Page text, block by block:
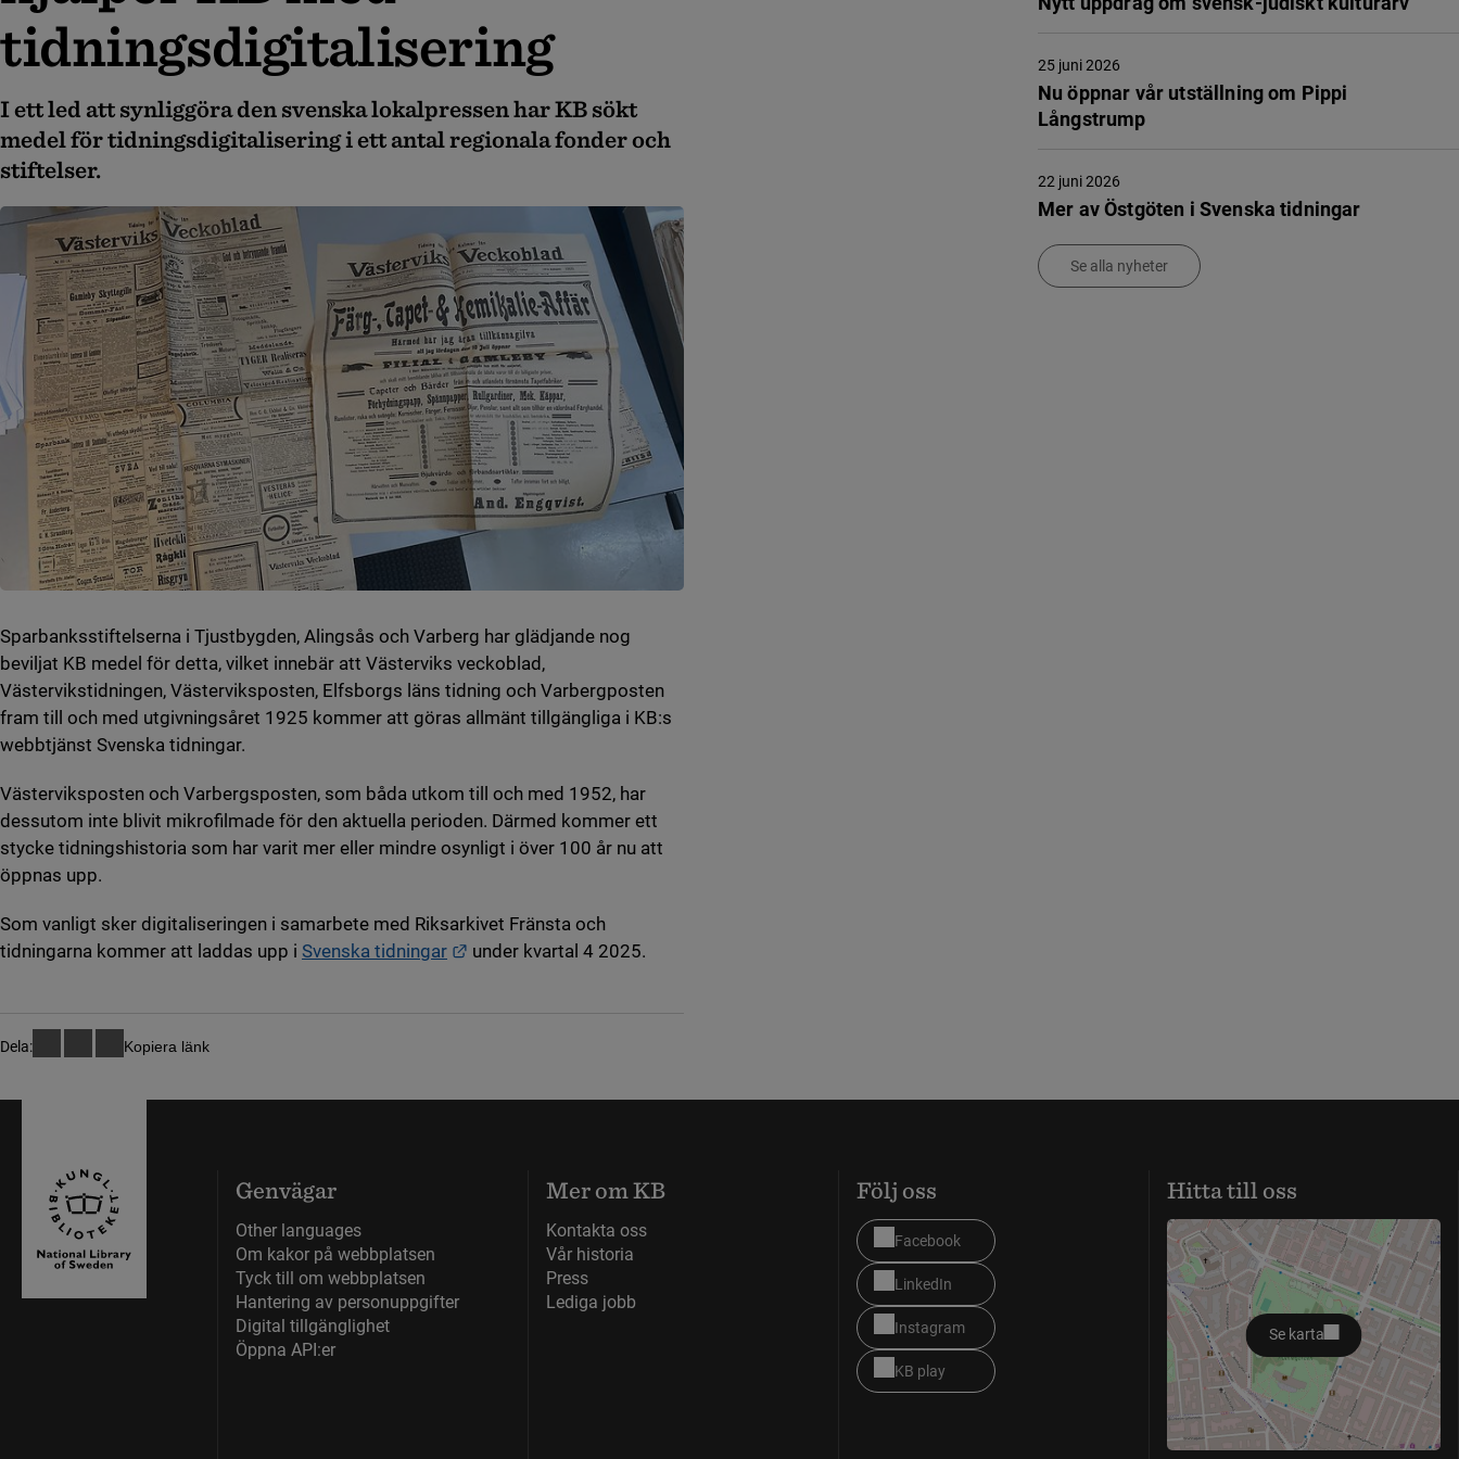
tidningsdigitalisering
I ett led att synliggöra den svenska lokalpressen har KB sökt
medel för tidningsdigitalisering i ett antal regionala fonder och
stiftelser.
Sparbanksstiftelserna i Tjustbygden, Alingsås och Varberg har glädjande nog
beviljat KB medel för detta, vilket innebär att Västerviks veckoblad,
Västervikstidningen, Västerviksposten, Elfsborgs läns tidning och Varbergposten
fram till och med utgivningsåret 1925 kommer att göras allmänt tillgängliga i KB:s
webbtjänst Svenska tidningar.
Västerviksposten och Varbergsposten, som båda utkom till och med 1952, har
dessutom inte blivit mikrofilmade för den aktuella perioden. Därmed kommer ett
stycke tidningshistoria som har varit mer eller mindre osynligt i över 100 år nu att
öppnas upp.
Som vanligt sker digitaliseringen i samarbete med Riksarkivet Fränsta och
tidningarna kommer att laddas upp i Svenska tidningar Länk till annan webbplats.
under kvartal 4 2025.
Nu öppnar vår utställning om Pippi
Långstrump
25 juni 2026
Mer av Östgöten i Svenska tidningar
22 juni 2026
Se alla nyheter
Dela: Kopiera länk
Genvägar
Other languages
Om kakor på webbplatsen
Tyck till om webbplatsen
Hantering av personuppgifter
Digital tillgänglighet
Öppna API:er
Mer om KB
Kontakta oss
Vår historia
Press
Lediga jobb
Följ oss
Facebook
LinkedIn
Instagram
KB play
Hitta till oss
Se karta
öppnas i nytt fönster